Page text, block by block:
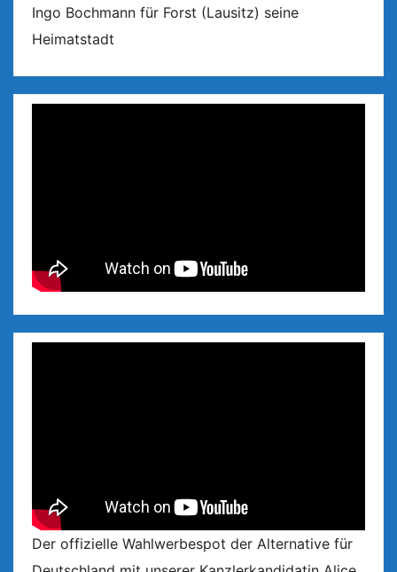
Ingo Bochmann für Forst (Lausitz) seine
Heimatstadt
Der offizielle Wahlwerbespot der Alternative für